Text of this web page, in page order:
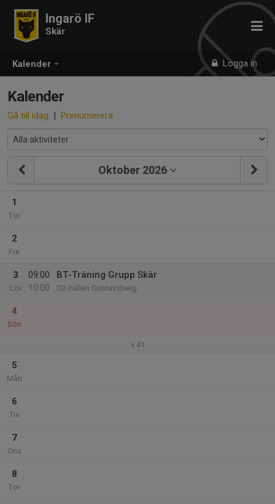
Kalender Logga in
Ingarö IF
Skär
Kalender
Gå till idag | Prenumerera
Oktober 2026
1
Tor
2
Fre
3
Lör
09:00
10:00
BT-Träning Grupp Skär
G2-hallen Gustavsberg
4
Sön
v.41
5
Mån
6
Tis
7
Ons
8
Tor